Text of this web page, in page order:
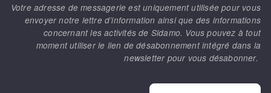
Votre adresse de messagerie est uniquement utilisée pour vous
envoyer notre lettre d’information ainsi que des informations
concernant les activités de Sidamo. Vous pouvez à tout
moment utiliser le lien de désabonnement intégré dans la
newsletter pour vous désabonner.